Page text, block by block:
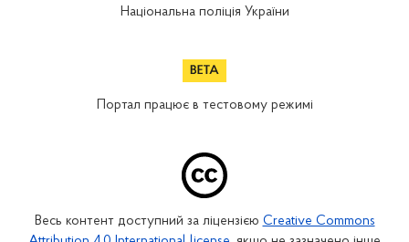
Національна поліція України
Портал працює в тестовому режимі
Весь контент доступний за ліцензією Creative Commons